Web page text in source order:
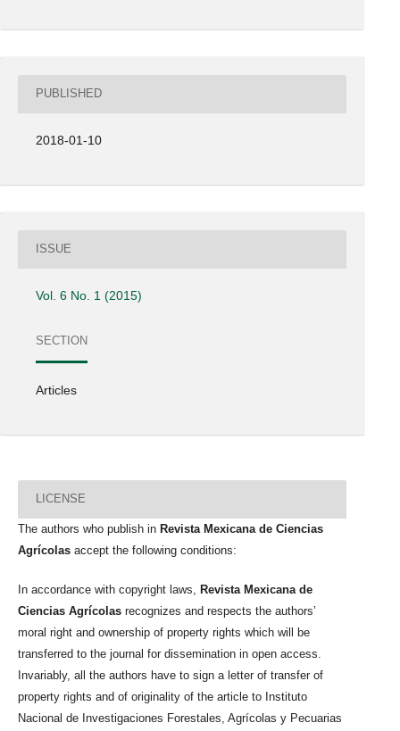
PUBLISHED
2018-01-10
ISSUE
Vol. 6 No. 1 (2015)
SECTION
Articles
LICENSE
The authors who publish in Revista Mexicana de Ciencias
Agrícolas accept the following conditions:
In accordance with copyright laws,
Revista Mexicana de
Ciencias Agrícolas recognizes and respects the authors’
moral right and ownership of property rights which will be
transferred to the journal for dissemination in open access.
Invariably, all the authors have to sign a letter of transfer of
property rights and of originality of the article to Instituto
Nacional de Investigaciones Forestales, Agrícolas y Pecuarias